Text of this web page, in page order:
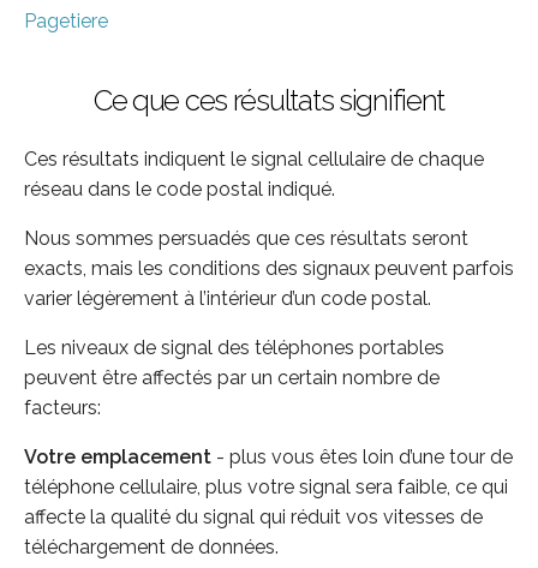
Pagetiere
Ce que ces résultats signifient
Ces résultats indiquent le signal cellulaire de chaque
réseau dans le code postal indiqué.
Nous sommes persuadés que ces résultats seront
exacts, mais les conditions des signaux peuvent parfois
varier légèrement à l’intérieur d’un code postal.
Les niveaux de signal des téléphones portables
peuvent être affectés par un certain nombre de
facteurs:
Votre emplacement - plus vous êtes loin d’une tour de
téléphone cellulaire, plus votre signal sera faible, ce qui
affecte la qualité du signal qui réduit vos vitesses de
téléchargement de données.